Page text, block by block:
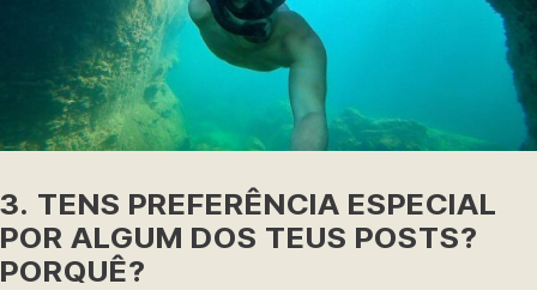
3. TENS PREFERÊNCIA ESPECIAL
POR ALGUM DOS TEUS POSTS?
PORQUÊ?